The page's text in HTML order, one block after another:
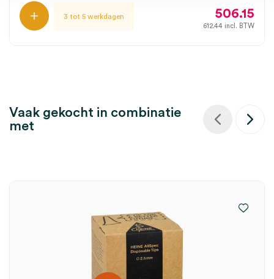
3 tot 5 werkdagen 506.15
612.44 incl. BTW
Vaak gekocht in combinatie
met